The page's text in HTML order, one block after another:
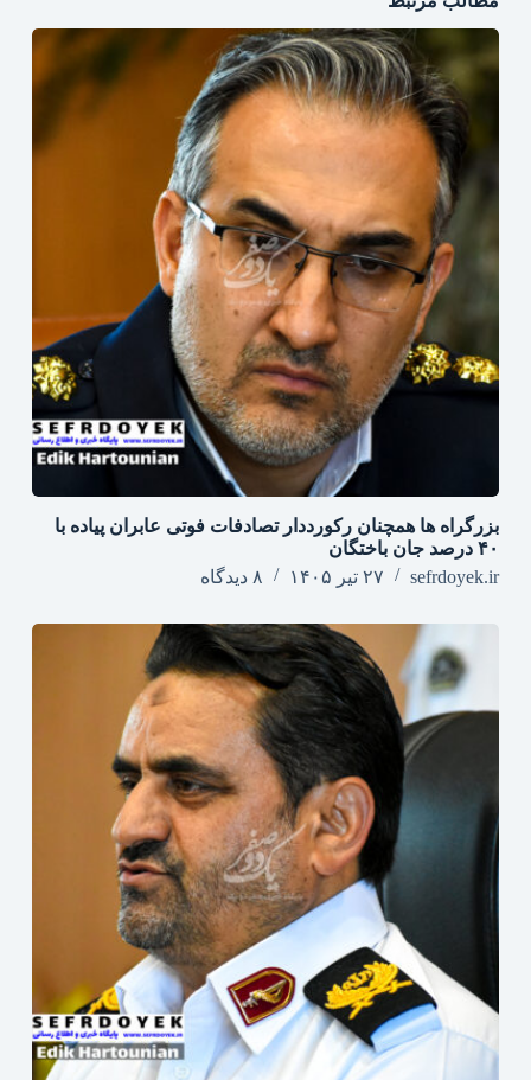
بزرگراه‌ ها همچنان رکورددار تصادفات فوتی عابران پیاده با
۴۰ درصد جان‌ باختگان
sefrdoyek.ir
۲۷ تیر ۱۴۰۵ ۸ دیدگاه